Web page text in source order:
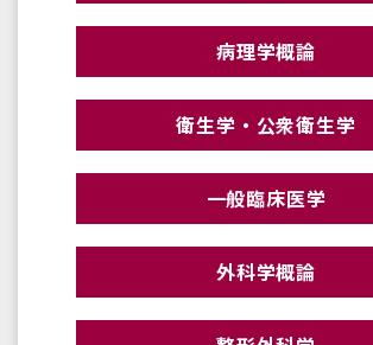
病理学概論
衛生学・公衆衛生学
一般臨床医学
外科学概論